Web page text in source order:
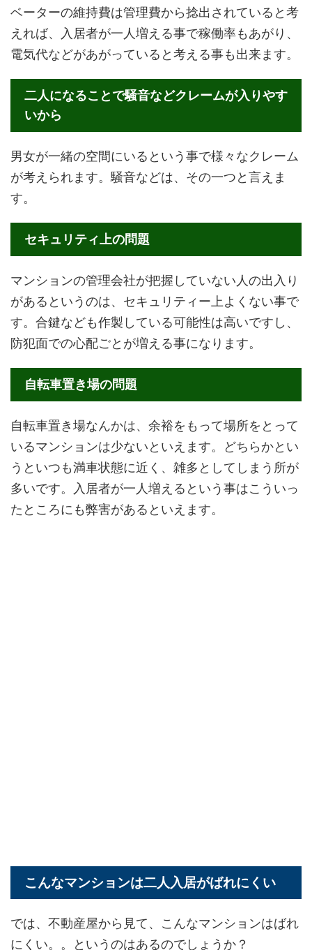
ベーターの維持費は管理費から捻出されていると考
えれば、入居者が一人増える事で稼働率もあがり、
電気代などがあがっていると考える事も出来ます。
二人になることで騒音などクレームが入りやす
いから
男女が一緒の空間にいるという事で様々なクレーム
が考えられます。騒音などは、その一つと言えま
す。
セキュリティ上の問題
マンションの管理会社が把握していない人の出入り
があるというのは、セキュリティー上よくない事で
す。合鍵なども作製している可能性は高いですし、
防犯面での心配ごとが増える事になります。
自転車置き場の問題
自転車置き場なんかは、余裕をもって場所をとって
いるマンションは少ないといえます。どちらかとい
うといつも満車状態に近く、雑多としてしまう所が
多いです。入居者が一人増えるという事はこういっ
たところにも弊害があるといえます。
こんなマンションは二人入居がばれにくい
では、不動産屋から見て、こんなマンションはばれ
にくい。。というのはあるのでしょうか？